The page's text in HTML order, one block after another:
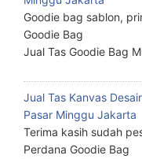
Goodie bag sablon,
Goodie Bag
Jual Tas Goodie Bag
Jual Tas Kanvas
Pasar Minggu Jakarta
Terima kasih sudah
Perdana Goodie Bag